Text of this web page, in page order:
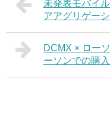
未発表モバイ
アアグリゲー
DCMX × ロー
ーソンでの購